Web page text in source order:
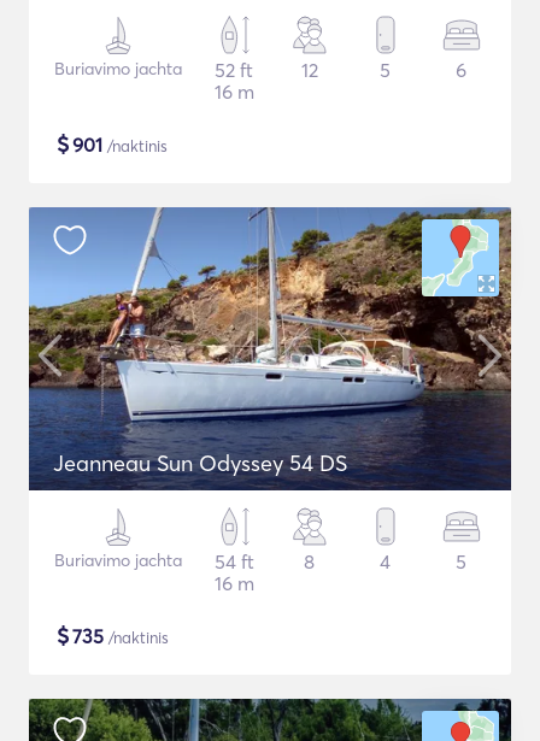
Buriavimo jachta
52 ft
16 m
12 5 6
$901 /naktinis
Jeanneau Sun Odyssey 54 DS
Buriavimo jachta
54 ft
16 m
8 4 5
$735 /naktinis